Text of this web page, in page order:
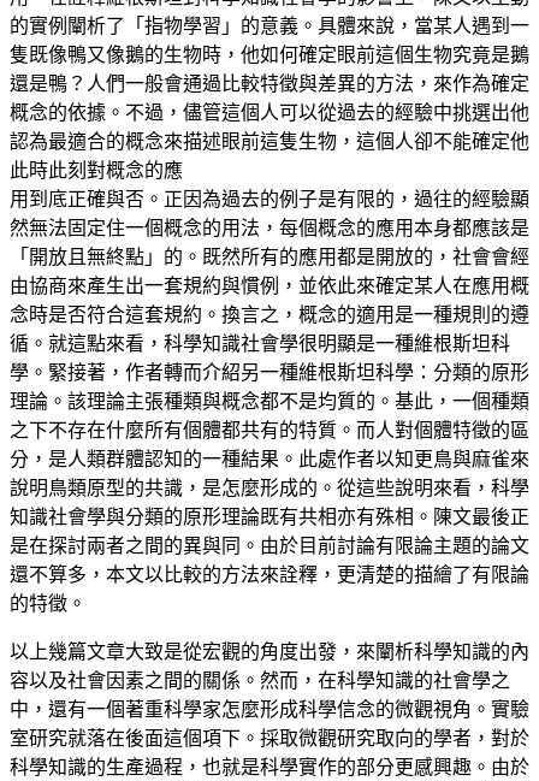
的實例闡析了「指物學習」的意義。具體來說，當某人遇到一
隻既像鴨又像鵝的生物時，他如何確定眼前這個生物究竟是鵝
還是鴨？人們一般會通過比較特徵與差異的方法，來作為確定
概念的依據。不過，儘管這個人可以從過去的經驗中挑選出他
認為最適合的概念來描述眼前這隻生物，這個人卻不能確定他
此時此刻對概念的應
用到底正確與否。正因為過去的例子是有限的，過往的經驗顯
然無法固定住一個概念的用法，每個概念的應用本身都應該是
「開放且無終點」的。既然所有的應用都是開放的，社會會經
由協商來產生出一套規約與慣例，並依此來確定某人在應用概
念時是否符合這套規約。換言之，概念的適用是一種規則的遵
循。就這點來看，科學知識社會學很明顯是一種維根斯坦科
學。緊接著，作者轉而介紹另一種維根斯坦科學：分類的原形
理論。該理論主張種類與概念都不是均質的。基此，一個種類
之下不存在什麼所有個體都共有的特質。而人對個體特徵的區
分，是人類群體認知的一種結果。此處作者以知更鳥與麻雀來
說明鳥類原型的共識，是怎麼形成的。從這些說明來看，科學
知識社會學與分類的原形理論既有共相亦有殊相。陳文最後正
是在探討兩者之間的異與同。由於目前討論有限論主題的論文
還不算多，本文以比較的方法來詮釋，更清楚的描繪了有限論
的特徵。
以上幾篇文章大致是從宏觀的角度出發，來闡析科學知識的內
容以及社會因素之間的關係。然而，在科學知識的社會學之
中，還有一個著重科學家怎麼形成科學信念的微觀視角。實驗
室研究就落在後面這個項下。採取微觀研究取向的學者，對於
科學知識的生產過程，也就是科學實作的部分更感興趣。由於